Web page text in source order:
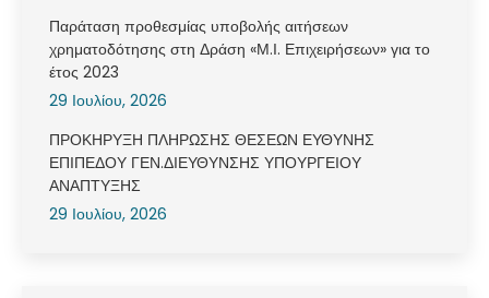
Παράταση προθεσμίας υποβολής αιτήσεων
χρηματοδότησης στη Δράση «Μ.Ι. Επιχειρήσεων» για το
έτος 2023
29 Ιουλίου, 2026
ΠΡΟΚΗΡΥΞΗ ΠΛΗΡΩΣΗΣ ΘΕΣΕΩΝ ΕΥΘΥΝΗΣ
ΕΠΙΠΕΔΟΥ ΓΕΝ.ΔΙΕΥΘΥΝΣΗΣ ΥΠΟΥΡΓΕΙΟΥ
ΑΝΑΠΤΥΞΗΣ
29 Ιουλίου, 2026